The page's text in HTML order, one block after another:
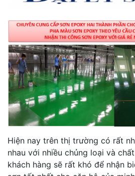
Hiện nay trên thị trường có rất
nhau với nhiều chủng loại và
khách hàng sẽ rất khó để nhận